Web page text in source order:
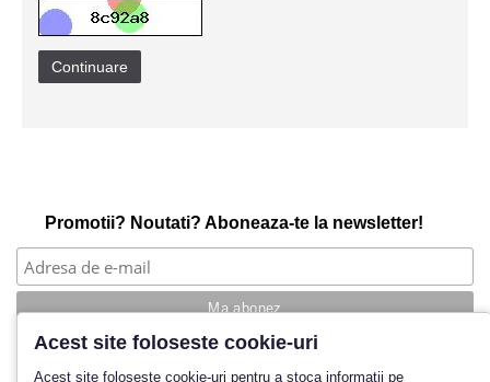
Continuare
Promotii? Noutati? Aboneaza-te la newsletter!
Povestea noastra
Acest site foloseste cookie-uri
Acest site folosește cookie-uri pentru a stoca informații pe